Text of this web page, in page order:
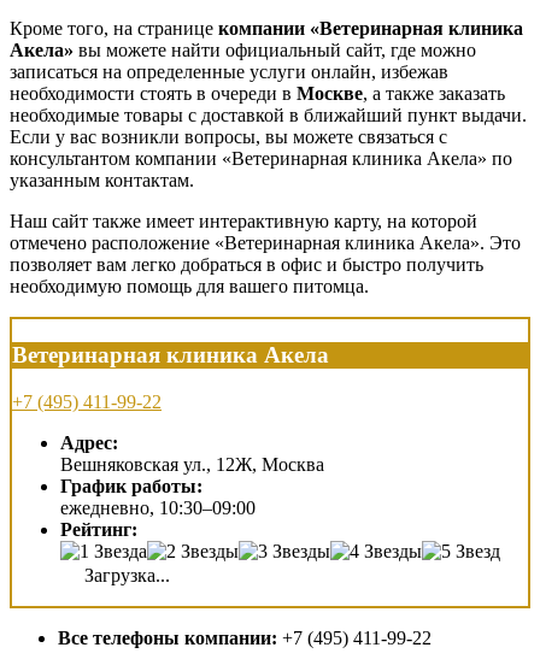
Кроме того, на странице компании «Ветеринарная клиника
Акела» вы можете найти официальный сайт, где можно
записаться на определенные услуги онлайн, избежав
необходимости стоять в очереди в Москве, а также заказать
необходимые товары с доставкой в ближайший пункт выдачи.
Если у вас возникли вопросы, вы можете связаться с
консультантом компании «Ветеринарная клиника Акела» по
указанным контактам.
Наш сайт также имеет интерактивную карту, на которой
отмечено расположение «Ветеринарная клиника Акела». Это
позволяет вам легко добраться в офис и быстро получить
необходимую помощь для вашего питомца.
Ветеринарная клиника Акела
+7 (495) 411-99-22
Адрес:
Вешняковская ул., 12Ж, Москва
График работы:
ежедневно, 10:30–09:00
Рейтинг:
Загрузка...
Все телефоны компании: +7 (495) 411-99-22